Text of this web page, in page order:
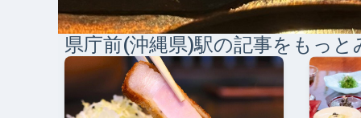
県庁前(沖縄県)駅の記事をもっと